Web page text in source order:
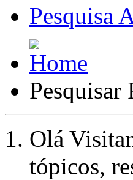
Pesquisa
Pesquisar
Olá
tópicos,